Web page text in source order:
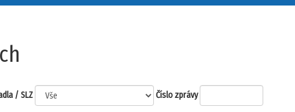
/ SLZ Číslo zprávy